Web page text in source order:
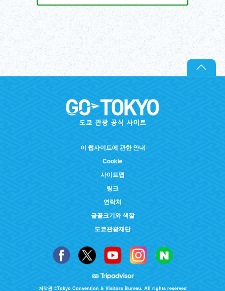
이 웹사이트에 관한 안내
Cookie
사이트맵
링크
연락처
글꼴크기와 색깔
도쿄관광재단
저작권 ©Tokyo Convention & Visitors Bureau. All rights reserved